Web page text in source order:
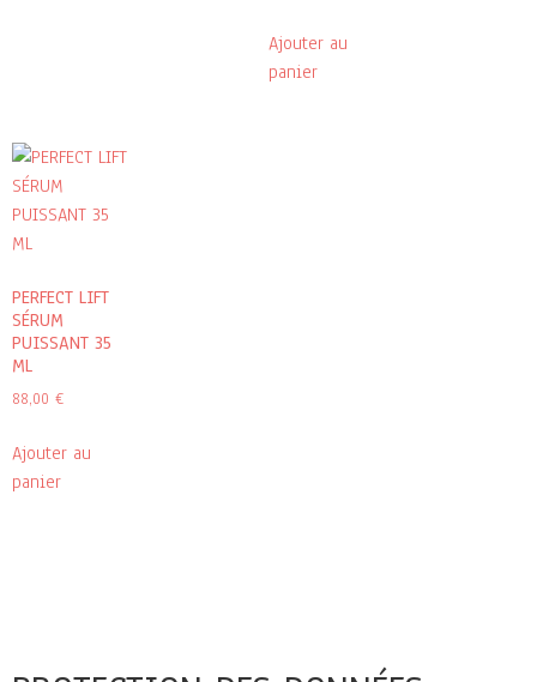
Ajouter au
panier
PERFECT LIFT
SÉRUM
PUISSANT 35
ML
88,00 €
Ajouter au
panier